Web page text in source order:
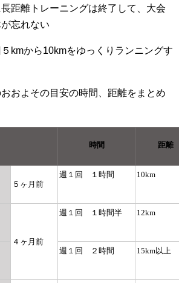
距離トレーニングは終了して、大会
忘れない
kmから10kmをゆっくりランニングす
およその目安の時間、距離をまとめ
時間 距離
５ヶ月前
週１回 １時間 10km
４ヶ月前
週１回 １時間半 12km
週１回 ２時間 15km以上